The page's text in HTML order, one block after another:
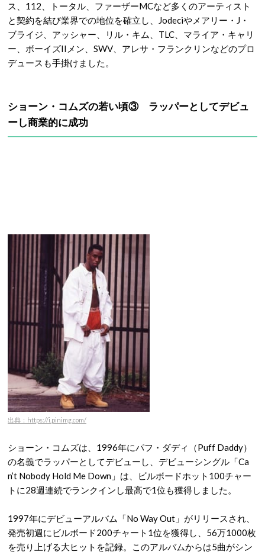
ス、112、トータル、ファーザーMCなど多くのアーティスト
と契約を結び業界での地位を確立し、Jodeciやメアリー・J・
ブライジ、アッシャー、リル・キム、TLC、マライア・キャリ
ー、ボーイズIIメン、SWV、アレサ・フランクリンなどのプロ
デュースも手掛けました。
ショーン・コムズの若い頃③ ラッパーとしてデビュ
ーし商業的に成功
出典：https://i.pinimg.com/
ショーン・コムズは、1996年にパフ・ダディ（Puff Daddy）
の名義でラッパーとしてデビューし、デビューシングル「Ca
n’t Nobody Hold Me Down」は、ビルボードホット100チャー
トに28週連続でランクインし最高で1位も獲得しました。
1997年にデビューアルバム「No Way Out」がリリースされ、
発売初週にビルボード200チャート1位を獲得し、56万1000枚
を売り上げる大ヒットを記録。このアルバムからは5曲がシン